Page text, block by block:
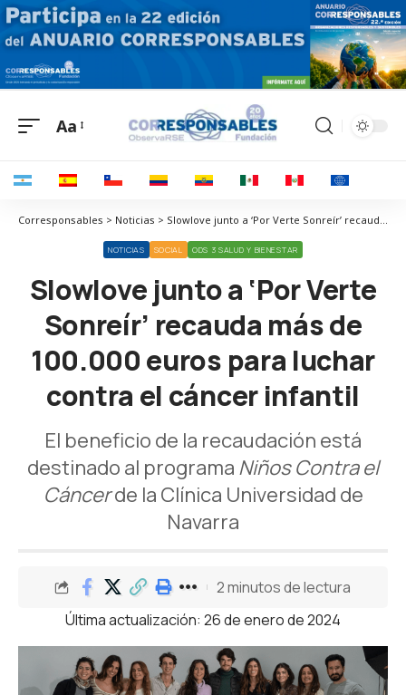
Aa
Corresponsables > Noticias > Slowlove junto a ‘Por Verte Sonreír’ recauda más de 100.000 euros para luchar contra el cáncer infantil
NOTICIAS SOCIAL ODS 3 SALUD Y BIENESTAR
Slowlove junto a ‘Por Verte
Sonreír’ recauda más de
100.000 euros para luchar
contra el cáncer infantil
El beneficio de la recaudación está
destinado al programa Niños Contra el
Cáncerde la Clínica Universidad de
Navarra
Última actualización: 26 de enero de 2024
2 minutos de lectura